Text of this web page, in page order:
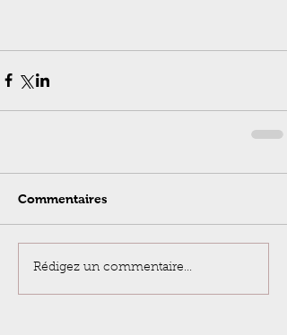
Commentaires
Rédigez un commentaire...